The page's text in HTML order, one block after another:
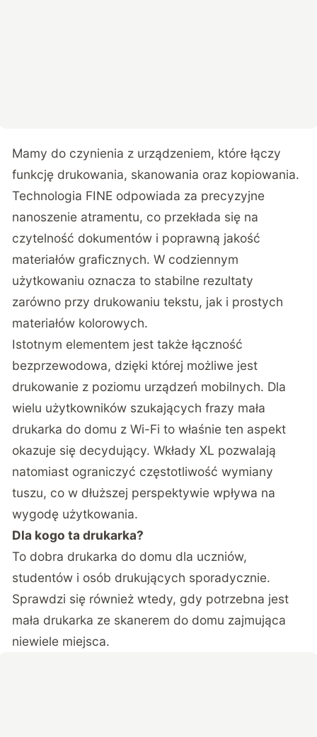
Mamy do czynienia z urządzeniem, które łączy
funkcję drukowania, skanowania oraz kopiowania.
Technologia FINE odpowiada za precyzyjne
nanoszenie atramentu, co przekłada się na
czytelność dokumentów i poprawną jakość
materiałów graficznych. W codziennym
użytkowaniu oznacza to stabilne rezultaty
zarówno przy drukowaniu tekstu, jak i prostych
materiałów kolorowych.
Istotnym elementem jest także łączność
bezprzewodowa, dzięki której możliwe jest
drukowanie z poziomu urządzeń mobilnych. Dla
wielu użytkowników szukających frazy mała
drukarka do domu z Wi-Fi to właśnie ten aspekt
okazuje się decydujący. Wkłady XL pozwalają
natomiast ograniczyć częstotliwość wymiany
tuszu, co w dłuższej perspektywie wpływa na
wygodę użytkowania.
Dla kogo ta drukarka?
To dobra drukarka do domu dla uczniów,
studentów i osób drukujących sporadycznie.
Sprawdzi się również wtedy, gdy potrzebna jest
mała drukarka ze skanerem do domu zajmująca
niewiele miejsca.